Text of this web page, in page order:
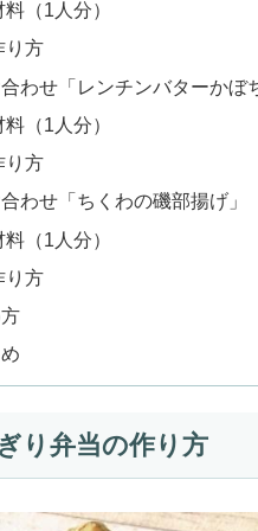
料（1人分）
り方
わせ「レンチンバターかぼ
料（1人分）
り方
わせ「ちくわの磯部揚げ」
料（1人分）
り方
り弁当の作り方